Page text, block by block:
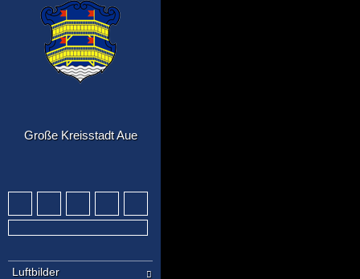
Große Kreisstadt Aue
Luftbilder